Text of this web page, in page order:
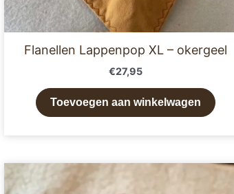
Flanellen Lappenpop XL – okergeel
€27,95
Toevoegen aan winkelwagen